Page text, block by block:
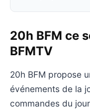
20h BFM ce
BFMTV
20h BFM propose
événements de la
commandes du